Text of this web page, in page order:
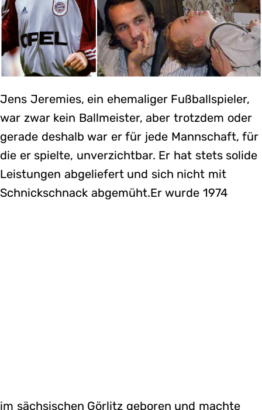
Jens Jeremies, ein ehemaliger Fußballspieler,
war zwar kein Ballmeister, aber trotzdem oder
gerade deshalb war er für jede Mannschaft, für
die er spielte, unverzichtbar. Er hat stets solide
Leistungen abgeliefert und sich nicht mit
Schnickschnack abgemüht.Er wurde 1974
im sächsischen Görlitz geboren und machte